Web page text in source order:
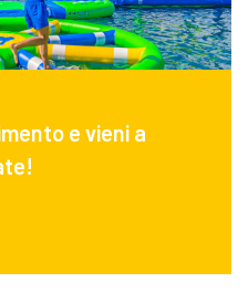
e vieni a